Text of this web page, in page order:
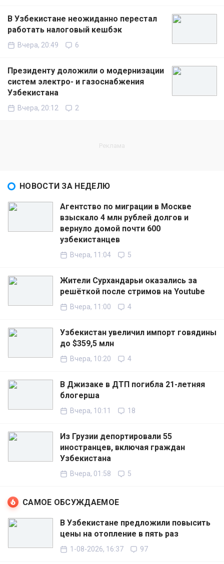
В Узбекистане неожиданно перестал
работать налоговый кешбэк
Вчера, 20:49 6
Президенту доложили о модернизации
систем электро- и газоснабжения
Узбекистана
Вчера, 20:12 2
НОВОСТИ ЗА НЕДЕЛЮ
Агентство по миграции в Москве
взыскало 4 млн рублей долгов и
вернуло домой почти 600
узбекистанцев
Вчера, 11:04 5
Жители Сурхандарьи оказались за
решёткой после стримов на Youtube
Вчера, 11:00 4
Узбекистан увеличил импорт говядины
до $359,5 млн
Вчера, 10:20 4
В Джизаке в ДТП погибла 21-летняя
блогерша
Вчера, 10:11 18
Из Грузии депортировали 55
иностранцев, включая граждан
Узбекистана
Вчера, 01:58 5
САМОЕ ОБСУЖДАЕМОЕ
В Узбекистане предложили повысить
цены на отопление в пять раз
1-08-2026, 16:37 97